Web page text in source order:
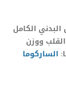
الكامل
ووزن
الساركوما